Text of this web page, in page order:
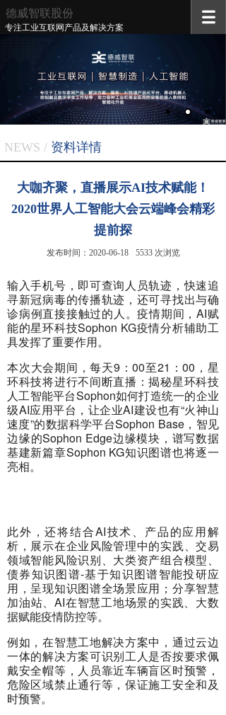
德威智联 股份
专注工业互联网产品及解决方案
大咖齐聚，直播展示AI技术赋能！
2020世界人工智能大会云端峰会精彩
提前探
发布时间： 2020-06-18 5533 次浏览
输入手机号，即可查询人员轨迹，快速追
寻新冠病毒的传播轨迹，还可寻找出与确
诊病例直接接触过的人。疫情期间，AI赋
能的星环科技Sophon KG疫情分析辅助工
具发挥了重要作用。
本次大会期间，每天9：00至21：00，星
环科技将进行不间断直播：揭秘星环科技
人工智能平台Sophon如何打造统一的企业
级AI应用平台，让企业AI建设也有“火神山
速度”的数据科学平台Sophon Base，智见
边缘的Sophon Edge边缘模块，谱写数据
基建新篇章Sophon KG知识图谱也将逐一
亮相。
此外，还将结合AI技术、产品的应用解
析，展示在企业风险管理中的实践、交易
领域智能风险识别、大类资产组合模型、
债券知识图谱-基于知识图谱智能投研应
用，呈现知识图谱全场景应用；分享智慧
加油站、AI在智慧工地场景的实践、大数
据赋能疫情防控等。
例如，在智慧工地解决方案中，通过云边
一体的解决方案可识别工人是否按要求佩
戴安全帽等，人员靠近车辆盲区时预警，
危险区域禁止通行等，保证施工安全和及
时预警。
NEWS / 资料详情